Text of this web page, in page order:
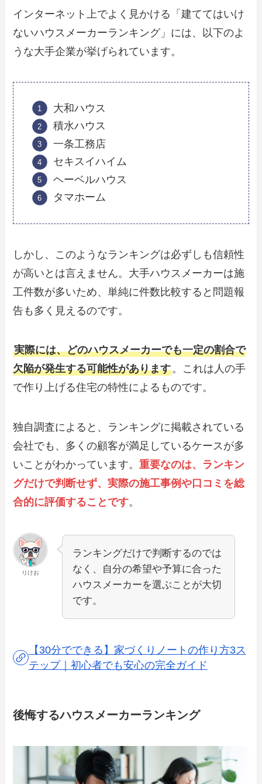
インターネット上でよく見かける「建ててはいけ
ないハウスメーカーランキング」には、以下のよ
うな大手企業が挙げられています。
大和ハウス
積水ハウス
一条工務店
セキスイハイム
ヘーベルハウス
タマホーム
しかし、このようなランキングは必ずしも信頼性
が高いとは言えません。大手ハウスメーカーは施
工件数が多いため、単純に件数比較すると問題報
告も多く見えるのです。
実際には、どのハウスメーカーでも一定の割合で
欠陥が発生する可能性があります。これは人の手
で作り上げる住宅の特性によるものです。
独自調査によると、ランキングに掲載されている
会社でも、多くの顧客が満足しているケースが多
いことがわかっています。重要なのは、ランキン
グだけで判断せず、実際の施工事例や口コミを総
合的に評価することです。
りけお
ランキングだけで判断するのでは
なく、自分の希望や予算に合った
ハウスメーカーを選ぶことが大切
です。
【30分でできる】家づくりノートの作り方3ス
テップ｜初心者でも安心の完全ガイド
後悔するハウスメーカーランキング